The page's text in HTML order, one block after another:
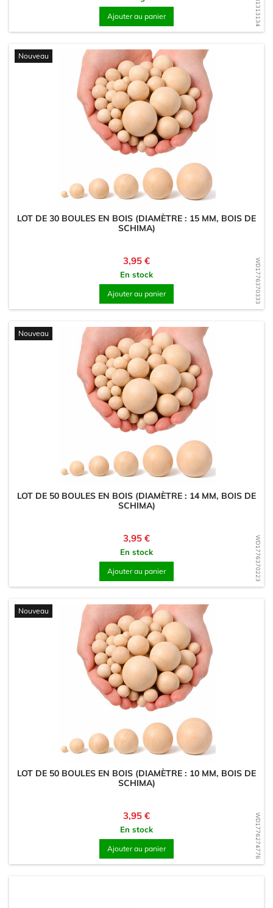
Ajouter au panier
WD1776370333
Nouveau
LOT DE 30 BOULES EN BOIS (DIAMÈTRE : 15 MM, BOIS DE
SCHIMA)
Prix
3,95 €
En stock
Ajouter au panier
WD1776370223
Nouveau
LOT DE 50 BOULES EN BOIS (DIAMÈTRE : 14 MM, BOIS DE
SCHIMA)
Prix
3,95 €
En stock
Ajouter au panier
WD1776274776
Nouveau
LOT DE 50 BOULES EN BOIS (DIAMÈTRE : 10 MM, BOIS DE
SCHIMA)
Prix
3,95 €
En stock
Ajouter au panier